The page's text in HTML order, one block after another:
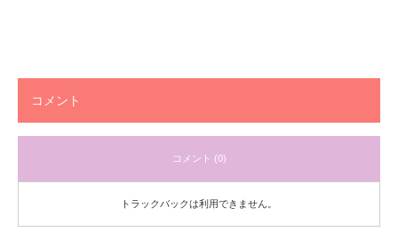
コメント
コメント (0)
トラックバックは利用できません。